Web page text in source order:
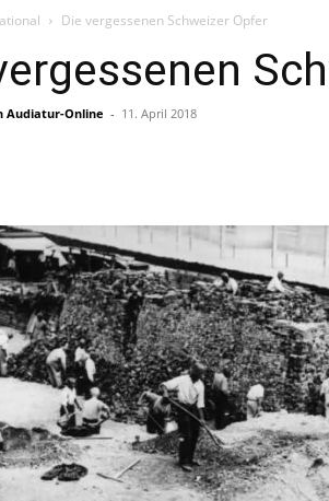
Die vergessenen Schweizer Opfer
Audiatur-Online - 11. April 2018